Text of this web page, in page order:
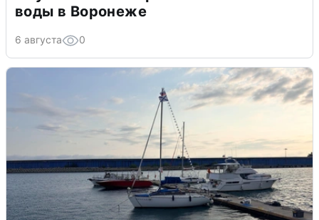
воды в Воронеже
6 августа 0